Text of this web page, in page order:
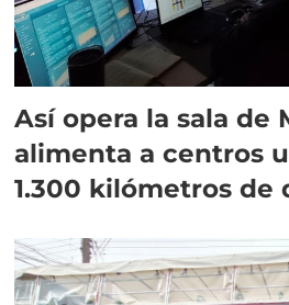
Así opera la sala de
alimenta a centros
1.300 kilómetros de